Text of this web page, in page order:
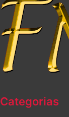
Categorias